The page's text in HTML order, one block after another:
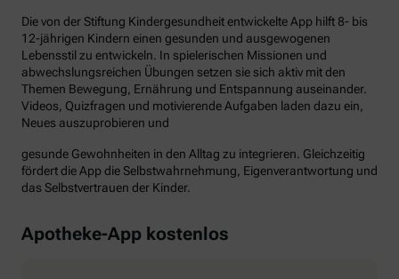
Die von der Stiftung Kindergesundheit entwickelte App hilft 8- bis
12-jährigen Kindern einen gesunden und ausgewogenen
Lebensstil zu entwickeln. In spielerischen Missionen und
abwechslungsreichen Übungen setzen sie sich aktiv mit den
Themen Bewegung, Ernährung und Entspannung auseinander.
Videos, Quizfragen und motivierende Aufgaben laden dazu ein,
Neues auszuprobieren und
gesunde Gewohnheiten in den Alltag zu integrieren. Gleichzeitig
fördert die App die Selbstwahrnehmung, Eigenverantwortung und
das Selbstvertrauen der Kinder.
Apotheke-App kostenlos